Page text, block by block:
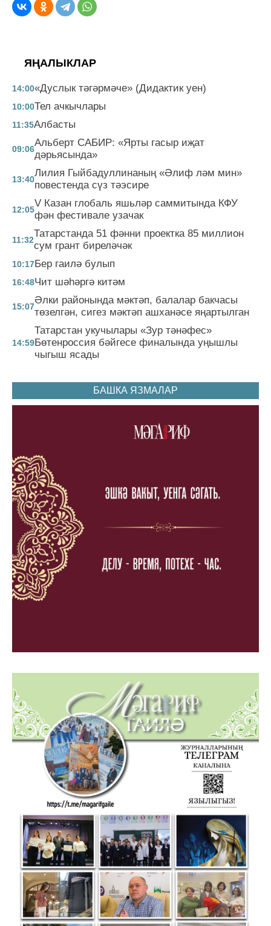
ЯҢАЛЫКЛАР
14:00«Дуслык тәгәрмәче» (Дидактик уен)
10:00Тел ачкычлары
11:35Албасты
09:06
Альберт САБИР: «Ярты гасыр иҗат
дәрьясында»
13:40
Лилия Гыйбадуллинаның «Әлиф ләм мин»
повестенда сүз тәэсире
12:05
V Казан глобаль яшьләр саммитында КФУ
фән фестивале узачак
11:32
Татарстанда 51 фәнни проектка 85 миллион
сум грант биреләчәк
10:17Бер гаилә булып
16:48Чит шәһәргә китәм
15:07
Әлки районында мәктәп, балалар бакчасы
төзелгән, сигез мәктәп ашханәсе яңартылган
14:59
Татарстан укучылары «Зур тәнәфес»
Бөтенроссия бәйгесе финалында уңышлы
чыгыш ясады
БАШКА ЯЗМАЛАР